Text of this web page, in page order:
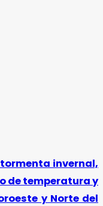
tormenta invernal,
de temperatura y
y Norte del